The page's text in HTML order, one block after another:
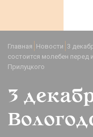
Главная Новости 3
состоится молебен перед
Прилуцкого
3